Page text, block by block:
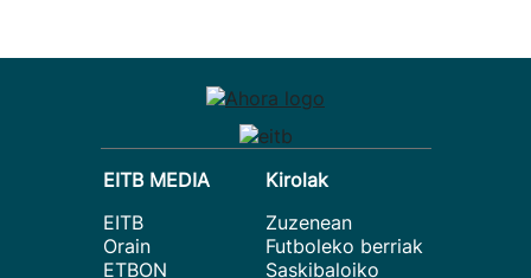
EITB MEDIA
EITB
Orain
ETBON
Kirolak
Zuzenean
Futboleko berriak
Saskibaloiko